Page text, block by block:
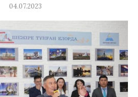
04.07.2023